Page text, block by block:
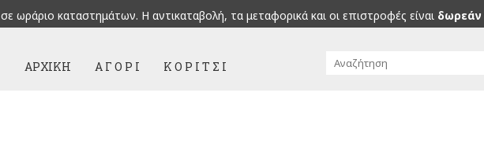
σε ωράριο καταστημάτων. H αντικαταβολή, τα μεταφορικά και οι επιστροφές είναι δωρεάν
ΑΡΧΙΚΉ Α Γ Ο Ρ Ι Κ Ο Ρ Ι Τ Σ Ι